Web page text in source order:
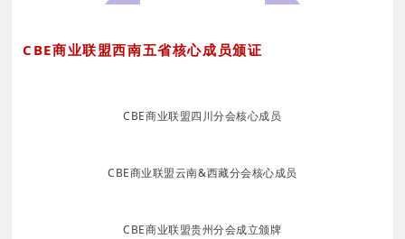
CBE商业联盟西南五省核心成员颁证
CBE商业联盟四川分会核心成员
CBE商业联盟云南&西藏分会核心成员
CBE商业联盟贵州分会成立颁牌